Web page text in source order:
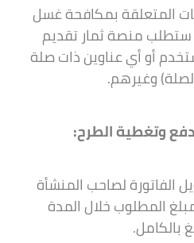
المتعلقة بمكافحة غسل
ستطلب منصة ثمار تقديم
أو أي عناوين ذات صلة
وغيرهم.
وتغطية الطرح:
الفاتورة لصاحب المنشأة
المطلوب خلال المدة
بالكامل.